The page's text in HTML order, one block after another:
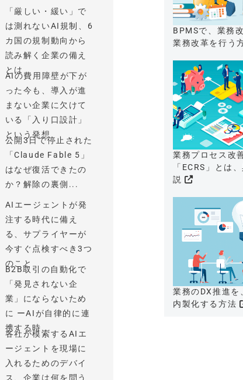
「厳しい・緩い」で
は測れないAI規制、6
カ国の規制動向から
読み解く企業の備え
とは
AIの費用障壁が下が
った今も、導入が進
まない企業に欠けて
いる「入り口設計」
という発想
公開3日で停止された
「Claude Fable 5」
はなぜ復活できたの
か？解除の裏側...
AIエージェントが発
注する時代に備え
る、サプライヤーが
今すぐ点検すべき3つ
のこと
B2B取引の自動化で
「発見されない企
業」にならないため
に ーAIが自律的に連
携する時...
各社が模索するAIエ
ージェントを現場に
入れるためのデバイ
ス、企業は何を問う
BPMSで、業務
業務改革を行う
業務プロセス改
「ECRS」とは
説
業務のDX推進を
内製化する方法